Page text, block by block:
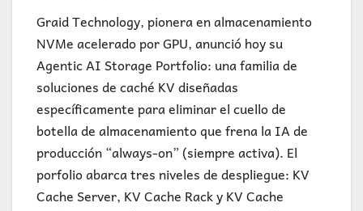
Graid Technology, pionera en almacenamiento
NVMe acelerado por GPU, anunció hoy su
Agentic AI Storage Portfolio: una familia de
soluciones de caché KV diseñadas
específicamente para eliminar el cuello de
botella de almacenamiento que frena la IA de
producción “always-on” (siempre activa). El
porfolio abarca tres niveles de despliegue: KV
Cache Server, KV Cache Rack y KV Cache